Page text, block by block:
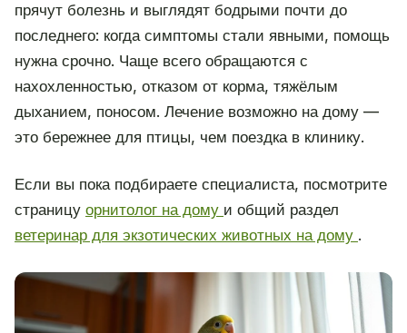
прячут болезнь и выглядят бодрыми почти до
последнего: когда симптомы стали явными, помощь
нужна срочно. Чаще всего обращаются с
нахохленностью, отказом от корма, тяжёлым
дыханием, поносом. Лечение возможно на дому —
это бережнее для птицы, чем поездка в клинику.
Если вы пока подбираете специалиста, посмотрите
страницу орнитолог на дому и общий раздел
ветеринар для экзотических животных на дому .